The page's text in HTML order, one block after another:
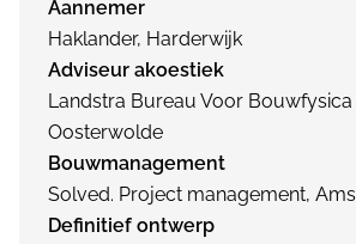
Aannemer
Haklander, Harderwijk
Adviseur akoestiek
Landstra Bureau Voor
Oosterwolde
Bouwmanagement
Solved. Project management,
Definitief ontwerp